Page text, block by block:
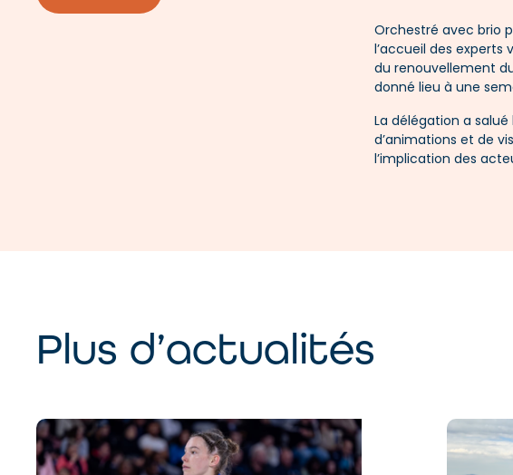
Orchestré avec brio
l’accueil des experts
du renouvellement
donné lieu à une
La délégation a
d’animations et de
l’implication des
Plus d’actualités